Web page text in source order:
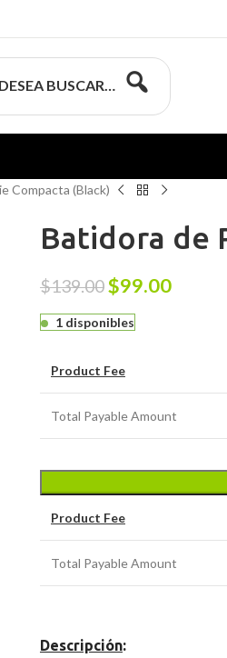
BUSCAR…
Compacta (Black)
Batidora de
$139.00$99.00
1 disponibles
Product Fee
Total Payable Amount
Product Fee
Total Payable Amount
Descripción: